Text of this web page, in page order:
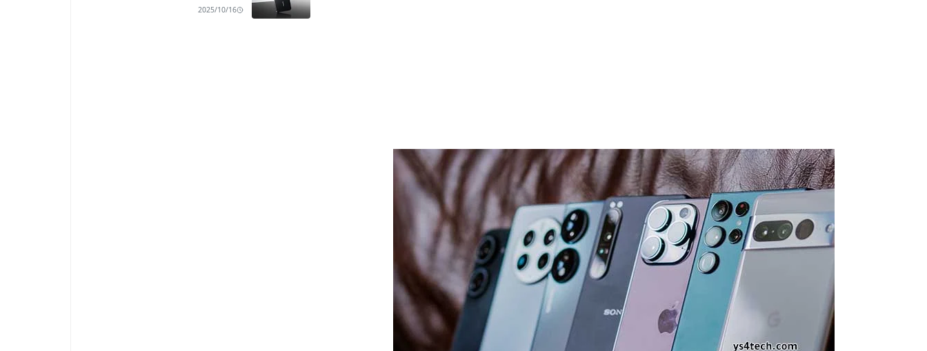
2025/10/16